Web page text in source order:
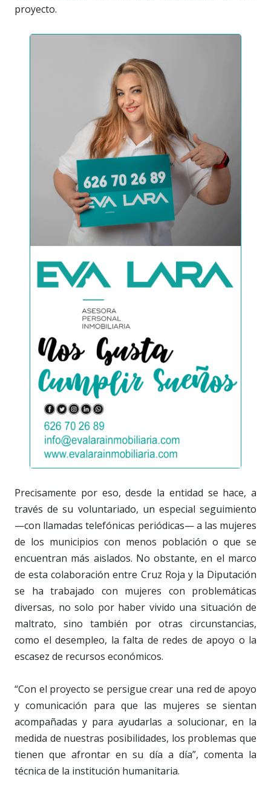
proyecto.
Precisamente por eso, desde la entidad se hace, a
través de su voluntariado, un especial seguimiento
—con llamadas telefónicas periódicas— a las mujeres
de los municipios con menos población o que se
encuentran más aislados. No obstante, en el marco
de esta colaboración entre Cruz Roja y la Diputación
se ha trabajado con mujeres con problemáticas
diversas, no solo por haber vivido una situación de
maltrato, sino también por otras circunstancias,
como el desempleo, la falta de redes de apoyo o la
escasez de recursos económicos.
“Con el proyecto se persigue crear una red de apoyo
y comunicación para que las mujeres se sientan
acompañadas y para ayudarlas a solucionar, en la
medida de nuestras posibilidades, los problemas que
tienen que afrontar en su día a día”, comenta la
técnica de la institución humanitaria.